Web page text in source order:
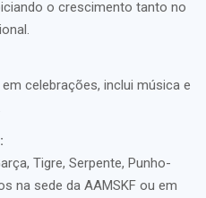
o crescimento tanto no
celebrações, inclui música e
Tigre, Serpente, Punho-
na sede da AAMSKF ou em